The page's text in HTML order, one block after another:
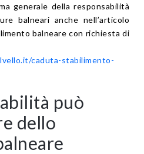
generale della responsabilità
balneari anche nell’articolo
balneare con richiesta di
caduta-stabilimento-
può
dello